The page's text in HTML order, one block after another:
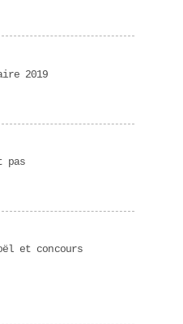
2019
pas
et concours